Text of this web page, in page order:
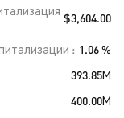
$3,604.00
1.06 %
393.85M
400.00M